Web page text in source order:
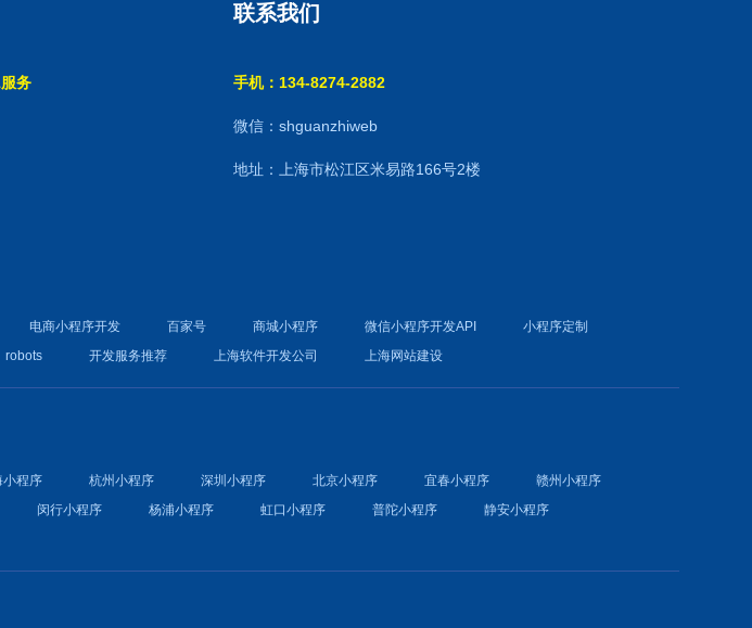
务
联系我们
手机：134-8274-2882
微信：shguanzhiweb
地址：上海市松江区米易路166号2楼
电商小程序开发 百家号 商城小程序 微信小程序开发API
小程序定制
robots 开发服务推荐 上海软件开发公司 上海网站建设
小程序 杭州小程序 深圳小程序 北京小程序 宜春小程序
赣州小程序
闵行小程序 杨浦小程序 虹口小程序 普陀小程序
静安小程序